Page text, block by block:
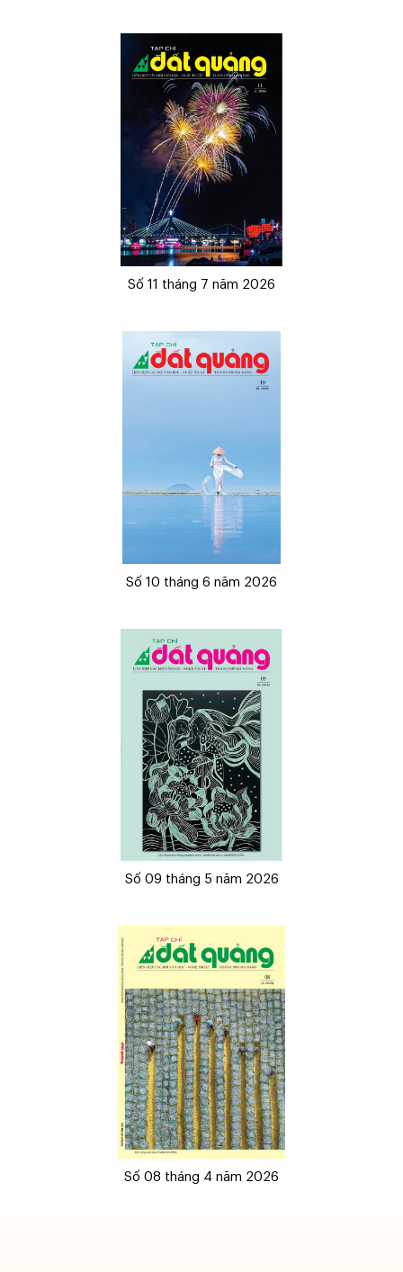
Số 11 tháng 7 năm 2026
Số 10 tháng 6 năm 2026
Số 09 tháng 5 năm 2026
Số 08 tháng 4 năm 2026